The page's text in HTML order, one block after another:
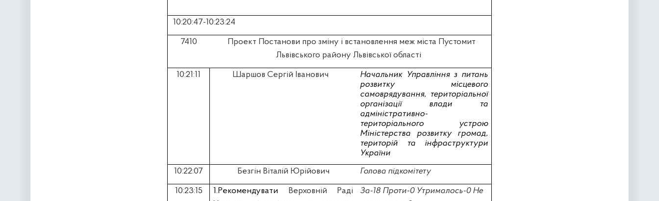
10:20:47-10:23:24
7410
Проект Постанови про зміну і встановлення меж міста Пустомит
Львівського району Львівської області
10:21:11 Шаршов Сергій Іванович Начальник Управління з питань
розвитку місцевого
самоврядування, територіальної
організації влади та
адміністративно-
територіального устрою
Міністерства розвитку громад,
територій та інфраструктури
України
10:22:07
Безгін Віталій Юрійович Голова підкомітету
10:23:15 1.Рекомендувати Верховній
Раді
За-18 Проти-0 Утрималось-0 Не